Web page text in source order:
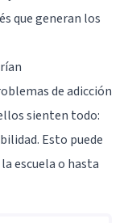
que generan los
de adicción
sienten todo:
Esto puede
escuela o hasta